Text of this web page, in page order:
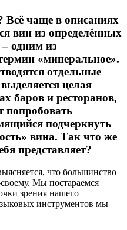
Всё чаще в описаниях
вин из определённых
– одним из
«минеральное».
отдельные
целая
баров и ресторанов,
попробовать
подчеркнуть
вина. Так что же
представляет?
что большинство
Мы постараемся
зрения нашего
инструментов мы